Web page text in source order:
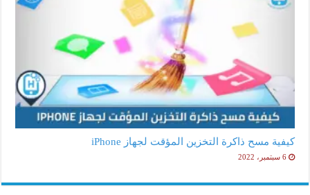
كيفية مسح ذاكرة التخزين المؤقت لجهاز iPhone
6 سبتمبر، 2022